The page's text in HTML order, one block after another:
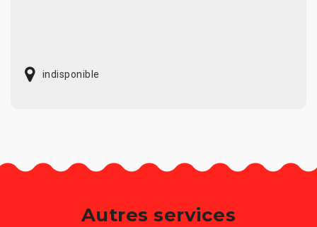
indisponible
Autres services